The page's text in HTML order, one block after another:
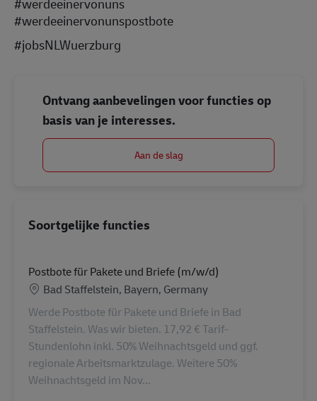
#werdeeinervonunspostbote
#jobsNLWuerzburg
Ontvang aanbevelingen voor functies op
basis van je interesses.
Aan de slag
Soortgelijke functies
Postbote für Pakete und Briefe (m/w/d)
Locatie
Bad Staffelstein, Bayern, Germany
Werde Postbote für Pakete und Briefe in Bad
Staffelstein. Was wir bieten. 17,92 € Tarif-
Stundenlohn inkl. 50% Weihnachtsgeld und ggf.
regionale Arbeitsmarktzulage. Weitere 50%
Weihnachtsgeld im Nov...